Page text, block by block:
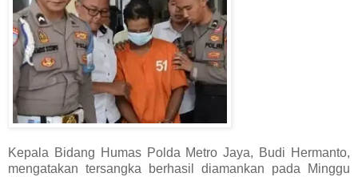
Kepala Bidang Humas Polda Metro Jaya, Budi Hermanto,
mengatakan tersangka berhasil diamankan pada Minggu